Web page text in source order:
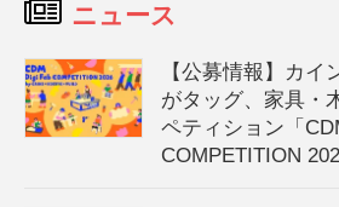
ニュース
【公募情報】カ
がタッグ、家具・
ペティション「
COMPETITION